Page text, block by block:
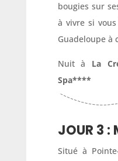
bougies sur
à vivre si
Guadeloupe à
Nuit à La
Spa****
JOUR 3
Situé à